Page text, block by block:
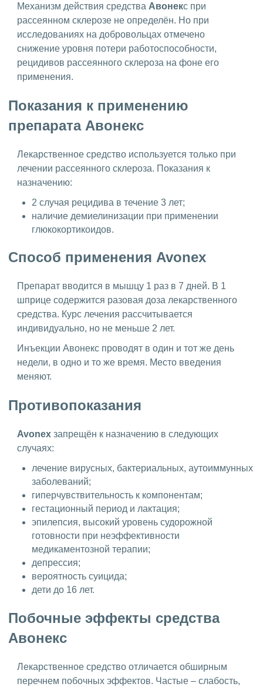
Механизм действия средства Авонекс при
рассеянном склерозе не определён. Но при
исследованиях на добровольцах отмечено
снижение уровня потери работоспособности,
рецидивов рассеянного склероза на фоне его
применения.
Показания к применению
препарата Авонекс
Лекарственное средство используется только при
лечении рассеянного склероза. Показания к
назначению:
2 случая рецидива в течение 3 лет;
наличие демиелинизации при применении
глюкокортикоидов.
Способ применения Avonex
Препарат вводится в мышцу 1 раз в 7 дней. В 1
шприце содержится разовая доза лекарственного
средства. Курс лечения рассчитывается
индивидуально, но не меньше 2 лет.
Инъекции Авонекс проводят в один и тот же день
недели, в одно и то же время. Место введения
меняют.
Противопоказания
Avonex запрещён к назначению в следующих
случаях:
лечение вирусных, бактериальных, аутоиммунных
заболеваний;
гиперчувствительность к компонентам;
гестационный период и лактация;
эпилепсия, высокий уровень судорожной
готовности при неэффективности
медикаментозной терапии;
депрессия;
вероятность суицида;
дети до 16 лет.
Побочные эффекты средства
Авонекс
Лекарственное средство отличается обширным
перечнем побочных эффектов. Частые – слабость,